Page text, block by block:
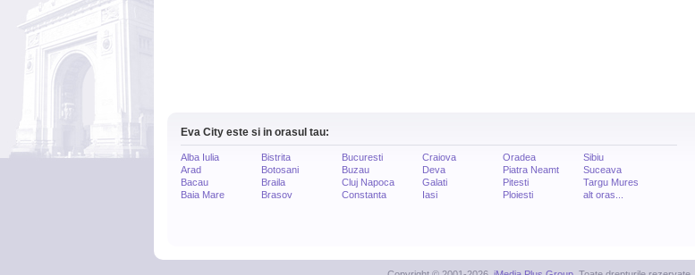
Eva City este si in orasul tau:
Alba Iulia
Arad
Bacau
Baia Mare
Bistrita
Botosani
Braila
Brasov
Bucuresti
Buzau
Cluj Napoca
Constanta
Craiova
Deva
Galati
Iasi
Oradea
Piatra Neamt
Pitesti
Ploiesti
Sibiu
Suceava
Targu Mures
alt oras...